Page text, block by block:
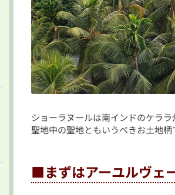
ショーラヌールは南インドのケラ
聖地中の聖地ともいうべきお土地柄
■まずはアーユルヴェ